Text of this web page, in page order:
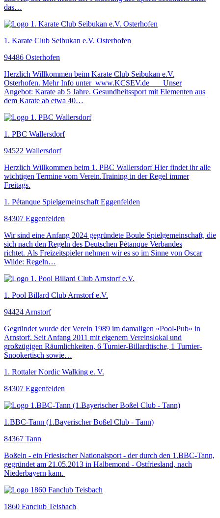
das…
1. Karate Club Seibukan e.V. Osterhofen
94486 Osterhofen
Herzlich Willkommen beim Karate Club Seibukan e.V.
Osterhofen. Mehr Info unter www.KCSEV.de Unser
Angebot: Karate ab 5 Jahre. Gesundheitssport mit Elementen aus
dem Karate ab etwa 40…
1. PBC Wallersdorf
94522 Wallersdorf
Herzlich Willkommen beim 1. PBC Wallersdorf Hier findet ihr alle
wichtigen Termine vom Verein.Training in der Regel immer
Freitags.
1. Pétanque Spielgemeinschaft Eggenfelden
84307 Eggenfelden
Wir sind eine Anfang 2024 gegründete Boule Spielgemeinschaft, die
sich nach den Regeln des Deutschen Pétanque Verbandes
richtet. Als Freizeitspieler nehmen wir es so im Sinne von Oscar
Wilde: Regeln…
1. Pool Billard Club Arnstorf e.V.
94424 Arnstorf
Gegründet wurde der Verein 1989 im damaligen »Pool-Pub« in
Arnstorf. Seit Anfang 2011 mit eigenem Vereinslokal und
großzügigen Räumlichkeiten, 6 Turnier-Billardtische, 1 Turnier-
Snookertisch sowie…
1. Rottaler Nordic Walking e. V.
84307 Eggenfelden
1.BBC-Tann (1.Bayerischer Boßel Club - Tann)
84367 Tann
Boßeln - ein Friesischer Nationalsport - der durch den 1.BBC-Tann,
gegründet am 21.05.2013 in Halbemond - Ostfriesland, nach
Niederbayern kam.
1860 Fanclub Teisbach